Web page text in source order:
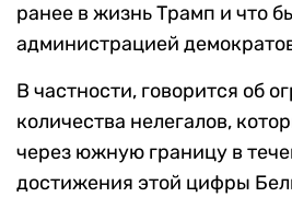
ранее в жизнь Трамп и что
администрацией
В частности, говорится об
количества нелегалов,
через южную границу в
достижения этой цифры